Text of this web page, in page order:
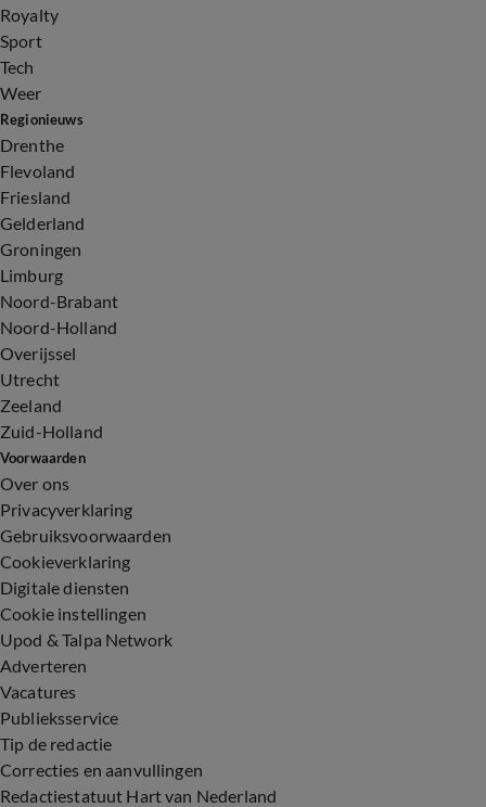
Royalty
Sport
Tech
Weer
Regionieuws
Drenthe
Flevoland
Friesland
Gelderland
Groningen
Limburg
Noord-Brabant
Noord-Holland
Overijssel
Utrecht
Zeeland
Zuid-Holland
Voorwaarden
Over ons
Privacyverklaring
Gebruiksvoorwaarden
Cookieverklaring
Digitale diensten
Cookie instellingen
Upod & Talpa Network
Adverteren
Vacatures
Publieksservice
Tip de redactie
Correcties en aanvullingen
Redactiestatuut Hart van Nederland